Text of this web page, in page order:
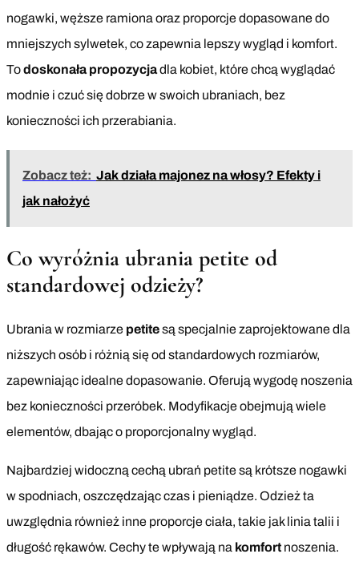
nogawki, węższe ramiona oraz proporcje dopasowane do
mniejszych sylwetek, co zapewnia lepszy wygląd i komfort.
Todoskonała propozycjadla kobiet, które chcą wyglądać
modnie i czuć się dobrze w swoich ubraniach, bez
konieczności ich przerabiania.
Zobacz też: Jak działa majonez na włosy? Efekty i
jak nałożyć
Co wyróżnia ubrania petite od
standardowej odzieży?
Ubrania w rozmiarze petitesą specjalnie zaprojektowane dla
niższych osób i różnią się od standardowych rozmiarów,
zapewniając idealne dopasowanie. Oferują wygodę noszenia
bez konieczności przeróbek. Modyfikacje obejmują wiele
elementów, dbając o proporcjonalny wygląd.
Najbardziej widoczną cechą ubrań petite są krótsze nogawki
w spodniach, oszczędzając czas i pieniądze. Odzież ta
uwzględnia również inne proporcje ciała, takie jak linia talii i
długość rękawów. Cechy te wpływają na komfort noszenia.